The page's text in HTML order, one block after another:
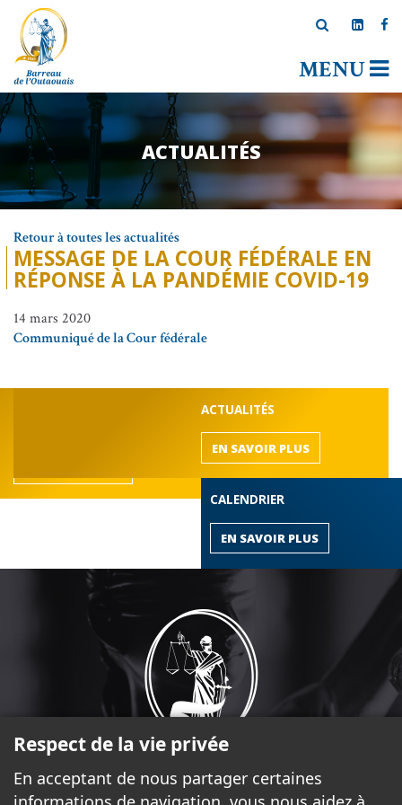
MENU
ACTUALITÉS
Retour à toutes les actualités
MESSAGE DE LA COUR FÉDÉRALE EN
RÉPONSE À LA PANDÉMIE COVID-19
14 mars 2020
Communiqué de la Cour fédérale
ACTUALITÉS
EN SAVOIR PLUS
CALENDRIER
EN SAVOIR PLUS
Respect de la vie privée
En acceptant de nous partager certaines